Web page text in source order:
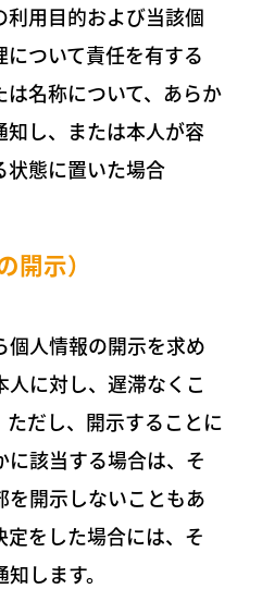
利用目的および当該個
について責任を有する
は名称について、あらか
知し、または本人が容
状態に置いた場合
開示）
個人情報の開示を求め
人に対し、遅滞なくこ
ただし、開示することに
に該当する場合は、そ
を開示しないこともあ
定をした場合には、そ
します。